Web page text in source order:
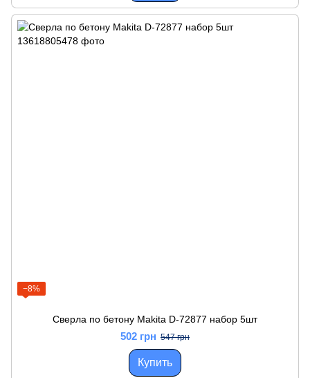
−8%
Сверла по бетону Makita D-72877 набор 5шт
502 грн 547 грн
Купить